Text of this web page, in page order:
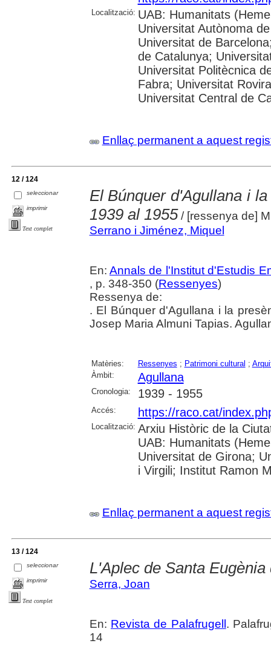
Localització: UAB: Humanitats
Universitat Autònoma
Universitat de
de Catalunya;
Universitat Politècnica
Fabra; Universitat
Universitat Central de
Enllaç permanent a aquest
12 / 124
seleccionar
imprimir
Text complet
El Búnquer d'Agullana i
1939 al 1955/ [ressenya de]
Serrano i Jiménez, Miquel
En:Annals de l'Institut d'Estudis
, p. 348-350 (Ressenyes)
Ressenya de:
. El Búnquer d'Agullana i la
Josep Maria Almuni Tapias.
Matèries: Ressenyes ; Patrimoni cultural ;
Àmbit:
Agullana
Cronologia: 1939 - 1955
Accés: https://raco.cat/
Localització: Arxiu Històric de la
UAB: Humanitats
Universitat de Girona;
i Virgili; Institut Ramon
Enllaç permanent a aquest
13 / 124
seleccionar
imprimir
Text complet
L'Aplec de Santa Eugènia
Serra, Joan
En: Revista de Palafrugell .
14